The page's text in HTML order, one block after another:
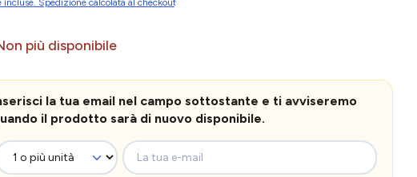
incluse. Spedizione calcolata al checkout
più disponibile
la tua email nel campo sottostante e ti avviseremo
il prodotto sarà di nuovo disponibile.
La tua e-mail